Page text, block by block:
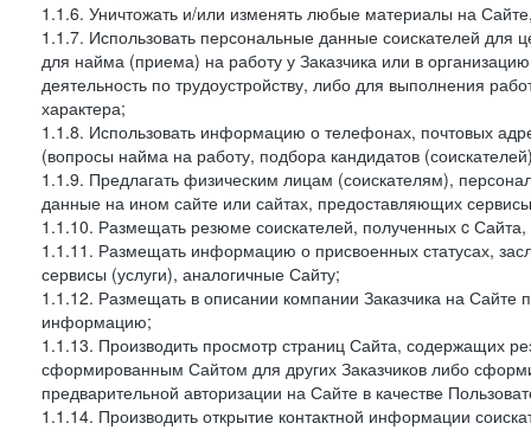
1.1.6. Уничтожать и/или изменять любые материалы на
1.1.7. Использовать персональные данные соискателей для
для найма (приема) на работу у Заказчика или в
деятельность по трудоустройству, либо для выполнения
характера;
1.1.8. Использовать информацию о телефонах, почтовых
(вопросы найма на работу, подбора кандидатов
1.1.9. Предлагать физическим лицам (соискателям),
данные на ином сайте или сайтах, предоставляющих
1.1.10. Размещать резюме соискателей, полученных c
1.1.11. Размещать информацию о присвоенных статусах,
сервисы (услуги), аналогичные Сайту;
1.1.12. Размещать в описании компании Заказчика на Сайте
информацию;
1.1.13. Производить просмотр страниц Сайта, содержащих
сформированным Сайтом для других Заказчиков либо
предварительной авторизации на Сайте в качестве
1.1.14. Производить открытие контактной информации